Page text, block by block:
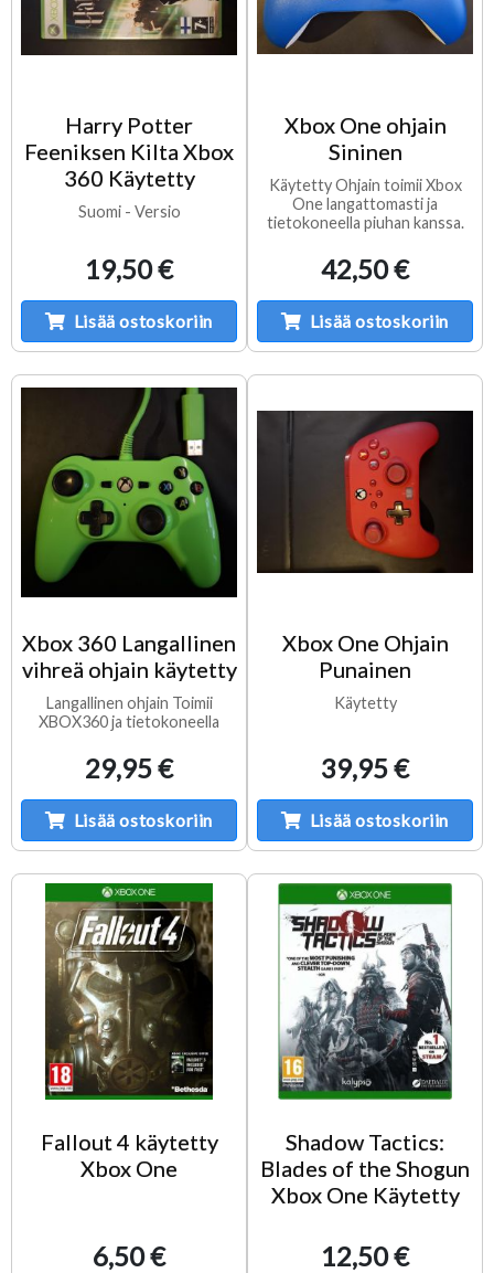
Harry Potter
Feeniksen Kilta Xbox
360 Käytetty
Suomi - Versio
19,50 €
Lisää ostoskoriin
Xbox One ohjain
Sininen
Käytetty Ohjain toimii Xbox
One langattomasti ja
tietokoneella piuhan kanssa.
42,50 €
Lisää ostoskoriin
Xbox 360 Langallinen
vihreä ohjain käytetty
Langallinen ohjain Toimii
XBOX360 ja tietokoneella
29,95 €
Lisää ostoskoriin
Xbox One Ohjain
Punainen
Käytetty
39,95 €
Lisää ostoskoriin
Fallout 4 käytetty
Xbox One
6,50 €
Shadow Tactics:
Blades of the Shogun
Xbox One Käytetty
12,50 €